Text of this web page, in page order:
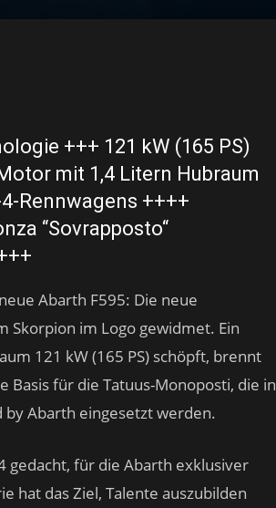
+++ 121 kW (165 PS)
mit 1,4 Litern Hubraum
Rennwagens ++++
“Sovrapposto“
Abarth F595: Die neue
Skorpion im Logo gewidmet. Ein
121 kW (165 PS) schöpft, brennt
Basis für die Tatuus-Monoposti, die in
Abarth eingesetzt werden.
gedacht, für die Abarth exklusiver
hat das Ziel, Talente auszubilden